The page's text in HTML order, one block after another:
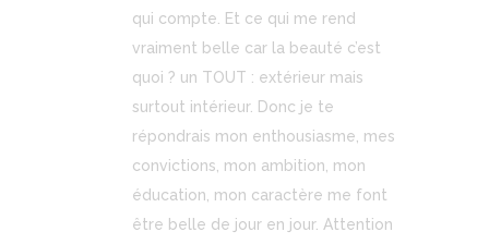
qui compte. Et ce qui me rend
vraiment belle car la beauté c’est
quoi ? un TOUT : extérieur mais
surtout intérieur. Donc je te
répondrais mon enthousiasme, mes
convictions, mon ambition, mon
éducation, mon caractère me font
être belle de jour en jour. Attention